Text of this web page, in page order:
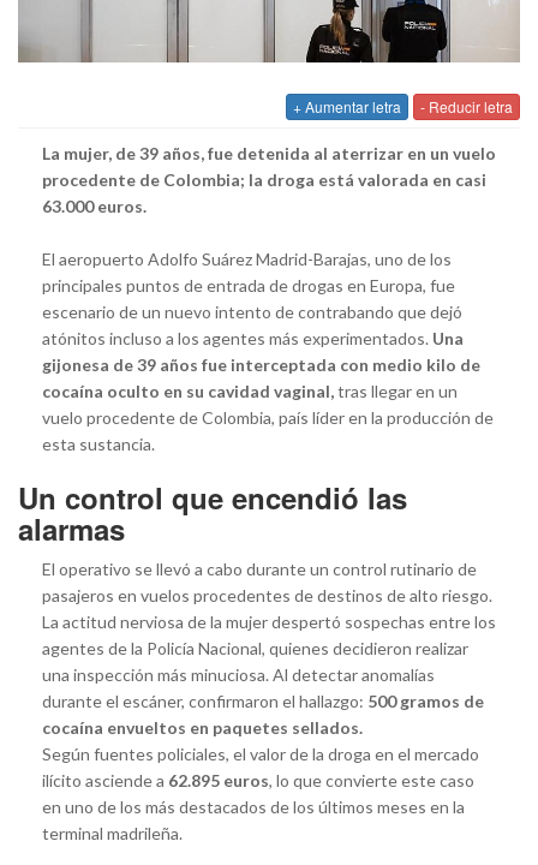
+ Aumentar letra - Reducir letra
La mujer, de 39 años, fue detenida al aterrizar en un vuelo
procedente de Colombia; la droga está valorada en casi
63.000 euros.
El aeropuerto Adolfo Suárez Madrid-Barajas, uno de los
principales puntos de entrada de drogas en Europa, fue
escenario de un nuevo intento de contrabando que dejó
atónitos incluso a los agentes más experimentados. Una
gijonesa de 39 años fue interceptada con medio kilo de
cocaína oculto en su cavidad vaginal,tras llegar en un
vuelo procedente de Colombia, país líder en la producción de
esta sustancia.
Un control que encendió las
alarmas
El operativo se llevó a cabo durante un control rutinario de
pasajeros en vuelos procedentes de destinos de alto riesgo.
La actitud nerviosa de la mujer despertó sospechas entre los
agentes de la Policía Nacional, quienes decidieron realizar
una inspección más minuciosa. Al detectar anomalías
durante el escáner, confirmaron el hallazgo: 500 gramos de
cocaína envueltos en paquetes sellados.
Según fuentes policiales, el valor de la droga en el mercado
ilícito asciende a 62.895 euros, lo que convierte este caso
en uno de los más destacados de los últimos meses en la
terminal madrileña.